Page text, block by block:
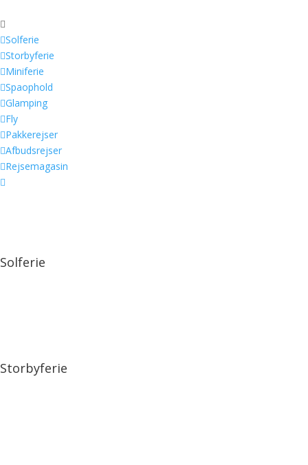

Solferie
Storbyferie
Miniferie
Spaophold
Glamping
Fly
Pakkerejser
Afbudsrejser
Rejsemagasin

Solferie
Storbyferie